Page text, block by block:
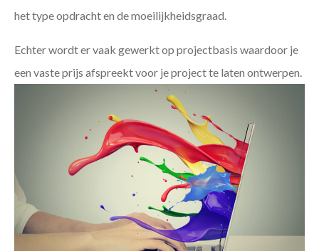
het type opdracht en de moeilijkheidsgraad.
Echter wordt er vaak gewerkt op projectbasis waardoor je
een vaste prijs afspreekt voor je project te laten ontwerpen.